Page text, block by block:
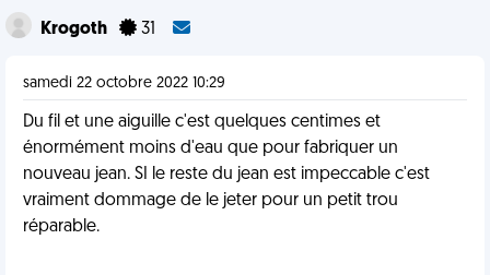
Krogoth 31
samedi 22 octobre 2022 10:29
Du fil et une aiguille c'est quelques centimes et
énormément moins d'eau que pour fabriquer un
nouveau jean. SI le reste du jean est impeccable c'est
vraiment dommage de le jeter pour un petit trou
réparable.